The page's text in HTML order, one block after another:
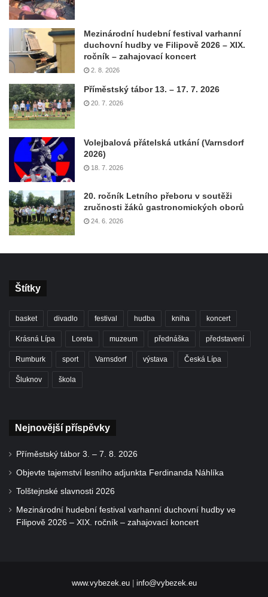
Mezinárodní hudební festival varhanní
duchovní hudby ve Filipově 2026 – XIX.
ročník – zahajovací koncert
2. 8. 2026
Příměstský tábor 13. – 17. 7. 2026
20. 7. 2026
Volejbalová přátelská utkání (Varnsdorf
2026)
18. 7. 2026
20. ročník Letního přeboru v soutěži
zručnosti žáků gastronomických oborů
24. 6. 2026
Štítky
basket divadlo festival hudba kniha koncert
Krásná Lípa Loreta muzeum přednáška představení
Rumburk sport Varnsdorf výstava Česká Lípa
Šluknov škola
Nejnovější příspěvky
Příměstský tábor 3. – 7. 8. 2026
Objevte tajemství lesního adjunkta Ferdinanda Náhlíka
Tolštejnské slavnosti 2026
Mezinárodní hudební festival varhanní duchovní hudby ve
Filipově 2026 – XIX. ročník – zahajovací koncert
www.vybezek.eu| info@vybezek.eu